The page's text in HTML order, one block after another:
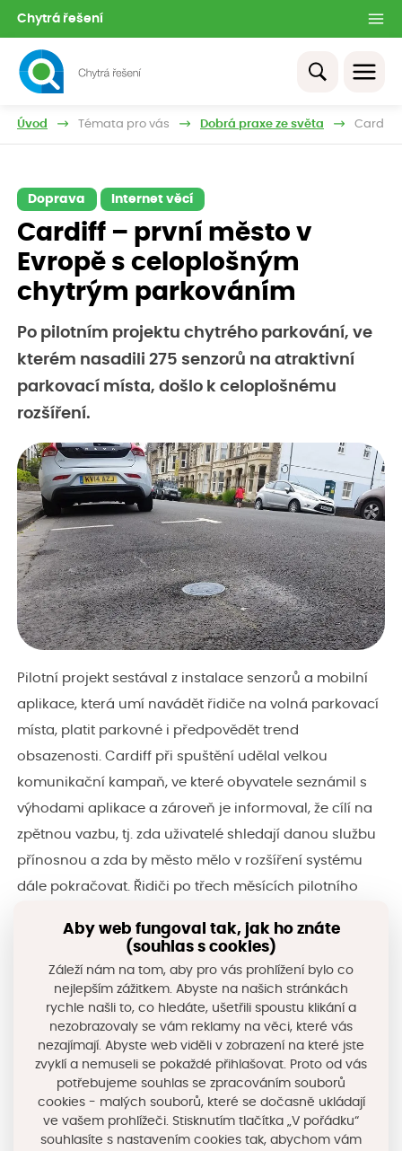
Chytrá řešení
Úvod Témata pro vás Dobrá praxe ze světa Cardiff
Doprava Internet věcí
Cardiff – první město v
Evropě s celoplošným
chytrým parkováním
Po pilotním projektu chytrého parkování, ve
kterém nasadili 275 senzorů na atraktivní
parkovací místa, došlo k celoplošnému
rozšíření.
Pilotní projekt sestával z instalace senzorů a mobilní
aplikace, která umí navádět řidiče na volná parkovací
místa, platit parkovné i předpovědět trend
obsazenosti. Cardiff při spuštění udělal velkou
komunikační kampaň, ve které obyvatele seznámil s
výhodami aplikace a zároveň je informoval, že cílí na
zpětnou vazbu, tj. zda uživatelé shledají danou službu
přínosnou a zda by město mělo v rozšíření systému
dále pokračovat. Řidiči po třech měsících pilotního
zbytečnému kroužení vozidel, což má pozitivní dopad i
na kvalitu ovzduší. Město se následně rozhodlo k
mnohem vyšší investici do této služby tak, aby pokrylo
všechna relevantní parkovací místa ve městě.
Více informací
naleznete zde
Převzato
zwww.cityone.cz
Aby web fungoval tak, jak ho znáte
(souhlas s cookies)
Záleží nám na tom, aby pro vás prohlížení bylo co
nejlepším zážitkem. Abyste na našich stránkách
rychle našli to, co hledáte, ušetřili spoustu klikání a
nezobrazovaly se vám reklamy na věci, které vás
nezajímají. Abyste web viděli v zobrazení na které jste
zvyklí a nemuseli se pokaždé přihlašovat. Proto od vás
potřebujeme souhlas se zpracováním souborů
cookies - malých souborů, které se dočasně ukládají
ve vašem prohlížeči. Stisknutím tlačítka „V pořádku“
souhlasíte s nastavením cookies tak, abychom vám